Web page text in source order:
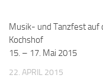
Musik- und Tanzfest auf
Kochshof
15. – 17. Mai 2015
22. APRIL 2015